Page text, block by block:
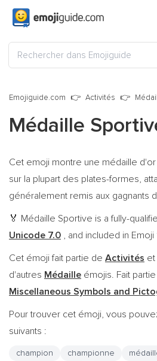
Emojiguide.com Activités
Médaille
Cet emoji montre une médaille
sur la plupart des plates-formes,
généralement remis aux gagnants
🏅 Médaille Sportive is a fully-
Unicode 7.0 , and included in Emoji
Cet émoji fait partie de Activités
d'autres Médaille émojis. Fait
Miscellaneous Symbols and
Pour trouver cet émoji, vous
suivants :
champion championne